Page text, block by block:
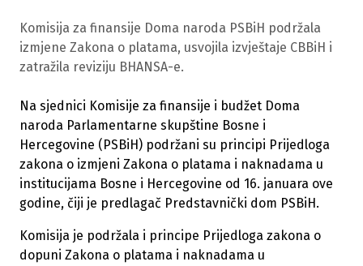
Komisija za finansije Doma naroda PSBiH podržala
izmjene Zakona o platama, usvojila izvještaje CBBiH i
zatražila reviziju BHANSA-e.
Na sjednici Komisije za finansije i budžet Doma
naroda Parlamentarne skupštine Bosne i
Hercegovine (PSBiH) podržani su principi Prijedloga
zakona o izmjeni Zakona o platama i naknadama u
institucijama Bosne i Hercegovine od 16. januara ove
godine, čiji je predlagač Predstavnički dom PSBiH.
Komisija je podržala i principe Prijedloga zakona o
dopuni Zakona o platama i naknadama u